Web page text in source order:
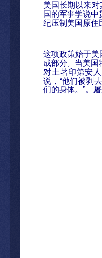
美国长期以来对
国的军事学说中
纪压制美国原住
这项政策始于美
成部分。当美国
对土著印第安
说， “他们被剥
们的身体。”。 屠